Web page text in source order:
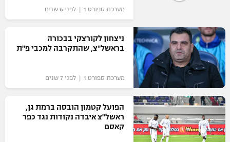
מערכת ספורט 1 | לפני 6 שנים
ניצחון לקורצקי בבכורה
בראשל"צ, שהתקרבה למכבי פ"ת
מערכת ספורט 1 | לפני 7 שנים
הפועל קטמון הובסה ברמת גן,
ראשל"צ איבדה נקודות נגד כפר
קאסם